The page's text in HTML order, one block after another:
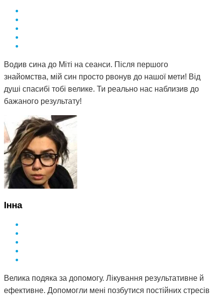
Водив сина до Міті на сеанси. Після першого
знайомства, мій син просто рвонув до нашої мети! Від
душі спасибі тобі велике. Ти реально нас наблизив до
бажаного результату!
Інна
Велика подяка за допомогу. Лікування результативне й
ефективне. Допомогли мені позбутися постійних стресів